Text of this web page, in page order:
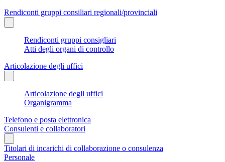
Rendiconti gruppi consiliari regionali/provinciali
Rendiconti gruppi consigliari
Atti degli organi di controllo
Articolazione degli uffici
Articolazione degli uffici
Organigramma
Telefono e posta elettronica
Consulenti e collaboratori
Titolari di incarichi di collaborazione o consulenza
Personale